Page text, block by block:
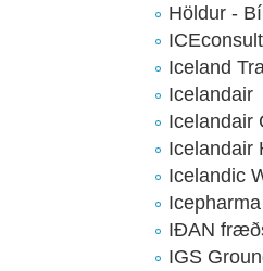
Höldur -
ICEconsult
Iceland
Icelandair
Icelandair
Icelandair
Icelandic
Icepharma
IÐAN
IGS